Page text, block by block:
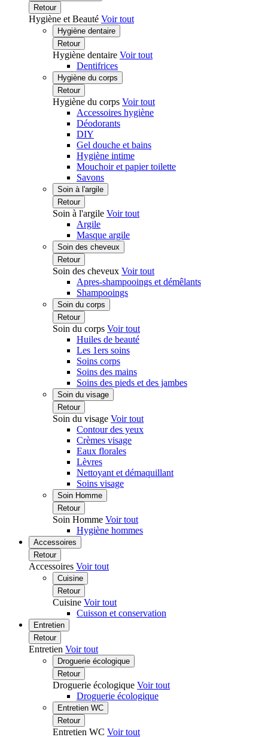
Retour
Hygiène et Beauté Voir tout
Hygiène dentaire
Retour
Hygiène dentaire Voir tout
Dentifrices
Hygiène du corps
Retour
Hygiène du corps Voir tout
Accessoires hygiène
Déodorants
DIY
Gel douche et bains
Hygiène intime
Mouchoir et papier toilette
Savons
Soin à l'argile
Retour
Soin à l'argile Voir tout
Argile
Masque argile
Soin des cheveux
Retour
Soin des cheveux Voir tout
Apres-shampooings et démêlants
Shampooings
Soin du corps
Retour
Soin du corps Voir tout
Huiles de beauté
Les 1ers soins
Soins corps
Soins des mains
Soins des pieds et des jambes
Soin du visage
Retour
Soin du visage Voir tout
Contour des yeux
Crèmes visage
Eaux florales
Lèvres
Nettoyant et démaquillant
Soins visage
Soin Homme
Retour
Soin Homme Voir tout
Hygiène hommes
Accessoires
Retour
Accessoires Voir tout
Cuisine
Retour
Cuisine Voir tout
Cuisson et conservation
Entretien
Retour
Entretien Voir tout
Droguerie écologique
Retour
Droguerie écologique Voir tout
Droguerie écologique
Entretien WC
Retour
Entretien WC Voir tout